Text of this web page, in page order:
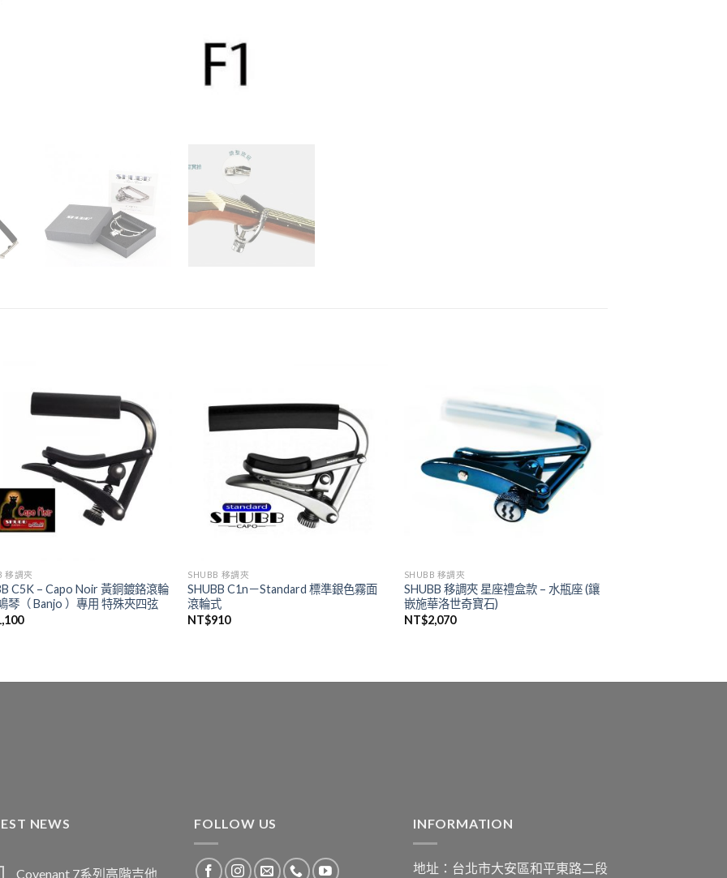
移調夾
C5K – Capo Noir 黃銅鍍鉻滾輪
琴（ Banjo ）專用 特殊夾四弦
SHUBB 移調夾
SHUBB C1n－Standard 標準銀色霧面
滾輪式
NT$910
SHUBB 移調夾
SHUBB 移調夾 星座禮盒款 – 水瓶座 (鑲
嵌施華洛世奇寶石)
NT$2,070
NEWS
Covenant 7系列高階吉他
FOLLOW US INFORMATION
地址：台北市大安區和平東路二段